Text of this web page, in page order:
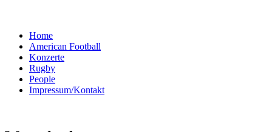
Home
American Football
Konzerte
Rugby
People
Impressum/Kontakt